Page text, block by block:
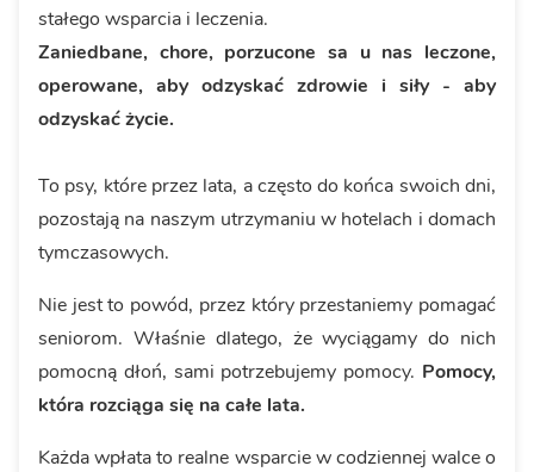
stałego wsparcia i leczenia.
Zaniedbane, chore, porzucone sa u nas leczone,
operowane, aby odzyskać zdrowie i siły - aby
odzyskać życie.
To psy, które przez lata, a często do końca swoich dni,
pozostają na naszym utrzymaniu w hotelach i domach
tymczasowych.
Nie jest to powód, przez który przestaniemy pomagać
seniorom. Właśnie dlatego, że wyciągamy do nich
pomocną dłoń, sami potrzebujemy pomocy. Pomocy,
która rozciąga się na całe lata.
Każda wpłata to realne wsparcie w codziennej walce o